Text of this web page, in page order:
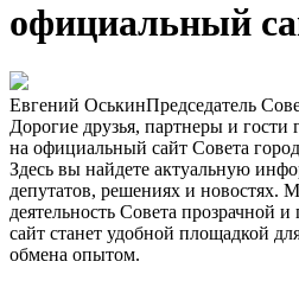
официальный
Евгений ОськинПредседатель
Дорогие друзья, партнеры и гости
на официальный сайт Совета
Здесь вы найдете актуальную
депутатов, решениях и новостях.
деятельность Совета прозрачной
сайт станет удобной площадкой
обмена опытом.